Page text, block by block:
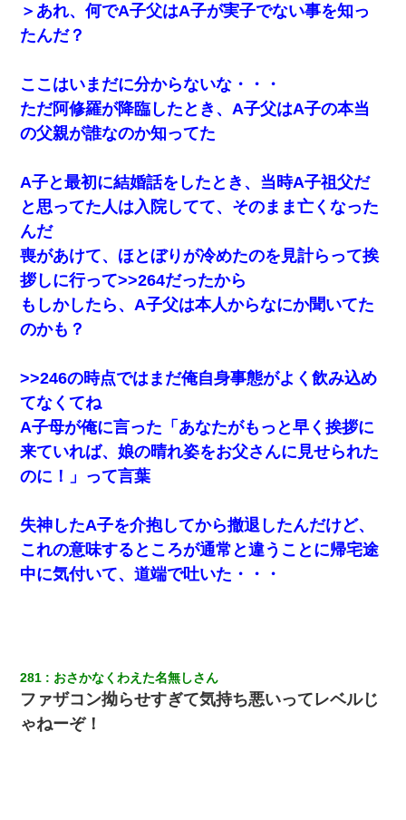
＞あれ、何でA子父はA子が実子でない事を知っ
たんだ？
ここはいまだに分からないな・・・
ただ阿修羅が降臨したとき、A子父はA子の本当
の父親が誰なのか知ってた
A子と最初に結婚話をしたとき、当時A子祖父だ
と思ってた人は入院してて、そのまま亡くなった
んだ
喪があけて、ほとぼりが冷めたのを見計らって挨
拶しに行って>>264だったから
もしかしたら、A子父は本人からなにか聞いてた
のかも？
>>246の時点ではまだ俺自身事態がよく飲み込め
てなくてね
A子母が俺に言った「あなたがもっと早く挨拶に
来ていれば、娘の晴れ姿をお父さんに見せられた
のに！」って言葉
失神したA子を介抱してから撤退したんだけど、
これの意味するところが通常と違うことに帰宅途
中に気付いて、道端で吐いた・・・
281 おさかなくわえた名無しさん
ファザコン拗らせすぎて気持ち悪いってレベルじ
ゃねーぞ！